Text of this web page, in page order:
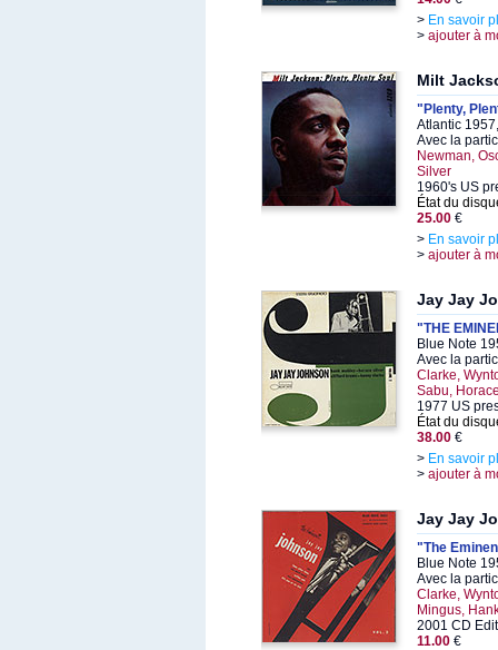
> En savoir
> ajouter à
Milt
"Plenty,
Atlantic
Avec la
Newman,
Silver
1960's US
État du
25.00 €
> En savoir
> ajouter à
Jay Jay
"THE
Blue Note
Avec la
Clarke,
Sabu,
1977 US
État du
38.00 €
> En savoir
> ajouter à
Jay Jay
"The
Blue Note
Avec la
Clarke,
Mingus,
2001 CD
11.00 €